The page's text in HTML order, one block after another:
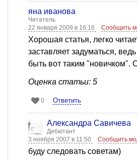
яна иванова
Читатель
22 января 2009 в 16:16
Сообщить
Хорошая статья, легко
заставляет задуматься,
быть вот таким "новичком".
Оценка статьи: 5
0 Ответить
Александра Савичева
Дебютант
3 ноября 2007 в 11:50
Сообщить
буду следовать советам)